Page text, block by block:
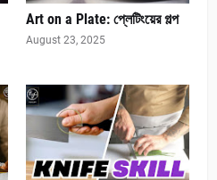
Art on a Plate: প্লেটিংয়ের গল্প
August 23, 2025